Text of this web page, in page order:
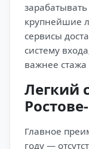
крупнейшие
сервисы
систему
важнее
Легкий
Главное
году —